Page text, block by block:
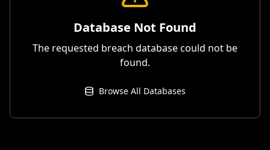
Database Not Found
The requested breach database could not be
found.
Browse All Databases